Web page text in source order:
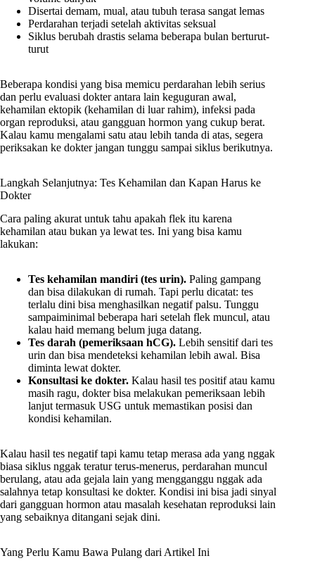
Disertai demam, mual, atau tubuh terasa sangat lemas
Perdarahan terjadi setelah aktivitas seksual
Siklus berubah drastis selama beberapa bulan berturut-
turut
Beberapa kondisi yang bisa memicu perdarahan lebih serius
dan perlu evaluasi dokter antara lain keguguran awal,
kehamilan ektopik (kehamilan di luar rahim), infeksi pada
organ reproduksi, atau gangguan hormon yang cukup berat.
Kalau kamu mengalami satu atau lebih tanda di atas, segera
periksakan ke dokter jangan tunggu sampai siklus berikutnya.
Langkah Selanjutnya: Tes Kehamilan dan Kapan Harus ke
Dokter
Cara paling akurat untuk tahu apakah flek itu karena
kehamilan atau bukan ya lewat tes. Ini yang bisa kamu
lakukan:
Tes kehamilan mandiri (tes urin). Paling gampang
dan bisa dilakukan di rumah. Tapi perlu dicatat: tes
terlalu dini bisa menghasilkan negatif palsu. Tunggu
sampaiminimal beberapa hari setelah flek muncul, atau
kalau haid memang belum juga datang.
Tes darah (pemeriksaan hCG). Lebih sensitif dari tes
urin dan bisa mendeteksi kehamilan lebih awal. Bisa
diminta lewat dokter.
Konsultasi ke dokter. Kalau hasil tes positif atau kamu
masih ragu, dokter bisa melakukan pemeriksaan lebih
lanjut termasuk USG untuk memastikan posisi dan
kondisi kehamilan.
Kalau hasil tes negatif tapi kamu tetap merasa ada yang nggak
biasa siklus nggak teratur terus-menerus, perdarahan muncul
berulang, atau ada gejala lain yang mengganggu nggak ada
salahnya tetap konsultasi ke dokter. Kondisi ini bisa jadi sinyal
dari gangguan hormon atau masalah kesehatan reproduksi lain
yang sebaiknya ditangani sejak dini.
Yang Perlu Kamu Bawa Pulang dari Artikel Ini